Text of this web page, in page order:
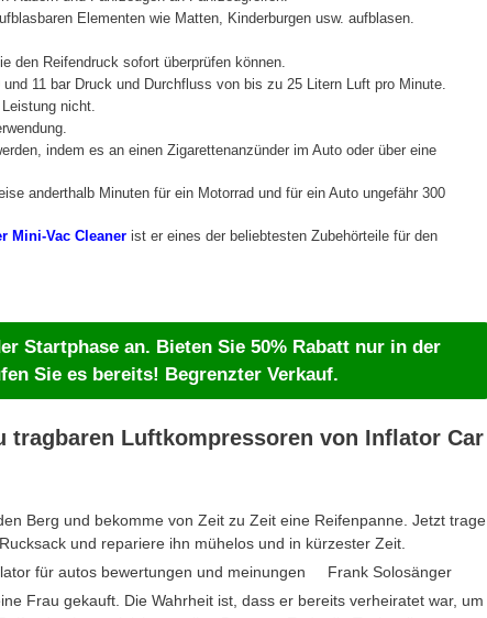
Elementen wie Matten, Kinderburgen usw. aufblasen.
den Reifendruck sofort überprüfen können.
11 bar Druck und Durchfluss von bis zu 25 Litern Luft pro Minute.
nicht.
indem es an einen Zigarettenanzünder im Auto oder über eine
anderthalb Minuten für ein Motorrad und für ein Auto ungefähr 300
Mini-Vac Cleaner ist er eines der beliebtesten Zubehörteile für den
Startphase an. Bieten Sie 50% Rabatt nur in der
Sie es bereits! Begrenzter Verkauf.
tragbaren Luftkompressoren von Inflator Car
Berg und bekomme von Zeit zu Zeit eine Reifenpanne. Jetzt trage
und repariere ihn mühelos und in kürzester Zeit.
Frank Solosänger
Frau gekauft. Die Wahrheit ist, dass er bereits verheiratet war, um